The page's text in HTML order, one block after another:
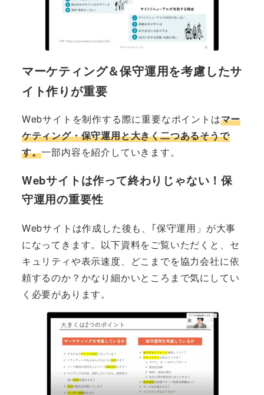
マーケティング＆保守運用を考慮したサ
イト作りが重要
Webサイトを制作する際に重要なポイントはマー
ケティング・保守運用と大きく二つあるそうで
す。一部内容を紹介していきます。
Webサイトは作って終わりじゃない！保
守運用の重要性
Webサイトは作成した後も、｢保守運用」が大事
になってきます。以下資料をご覧いただくと、セ
キュリティや表示速度、どこまでを協力会社に依
頼するのか？かなり細かいところまで気にしてい
く必要があります。